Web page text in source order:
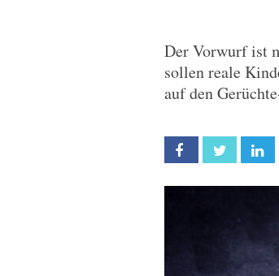
Der Vorwurf ist
sollen reale
auf den
Facebook Twitter